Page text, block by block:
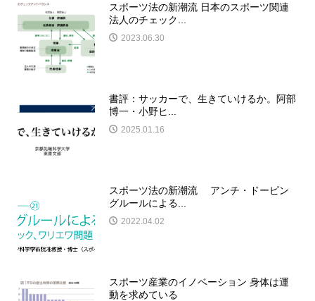
スポーツ法の新潮流 日本のスポーツ関連
法人のチェック...
2023.06.30
書評：サッカーで、生きていけるか。阿部
博一・小野ヒ...
2025.01.16
スポーツ法の新潮流 アンチ・ドーピン
グルールによる...
2022.04.02
スポーツ産業のイノベーション 身体は運
動を求めている